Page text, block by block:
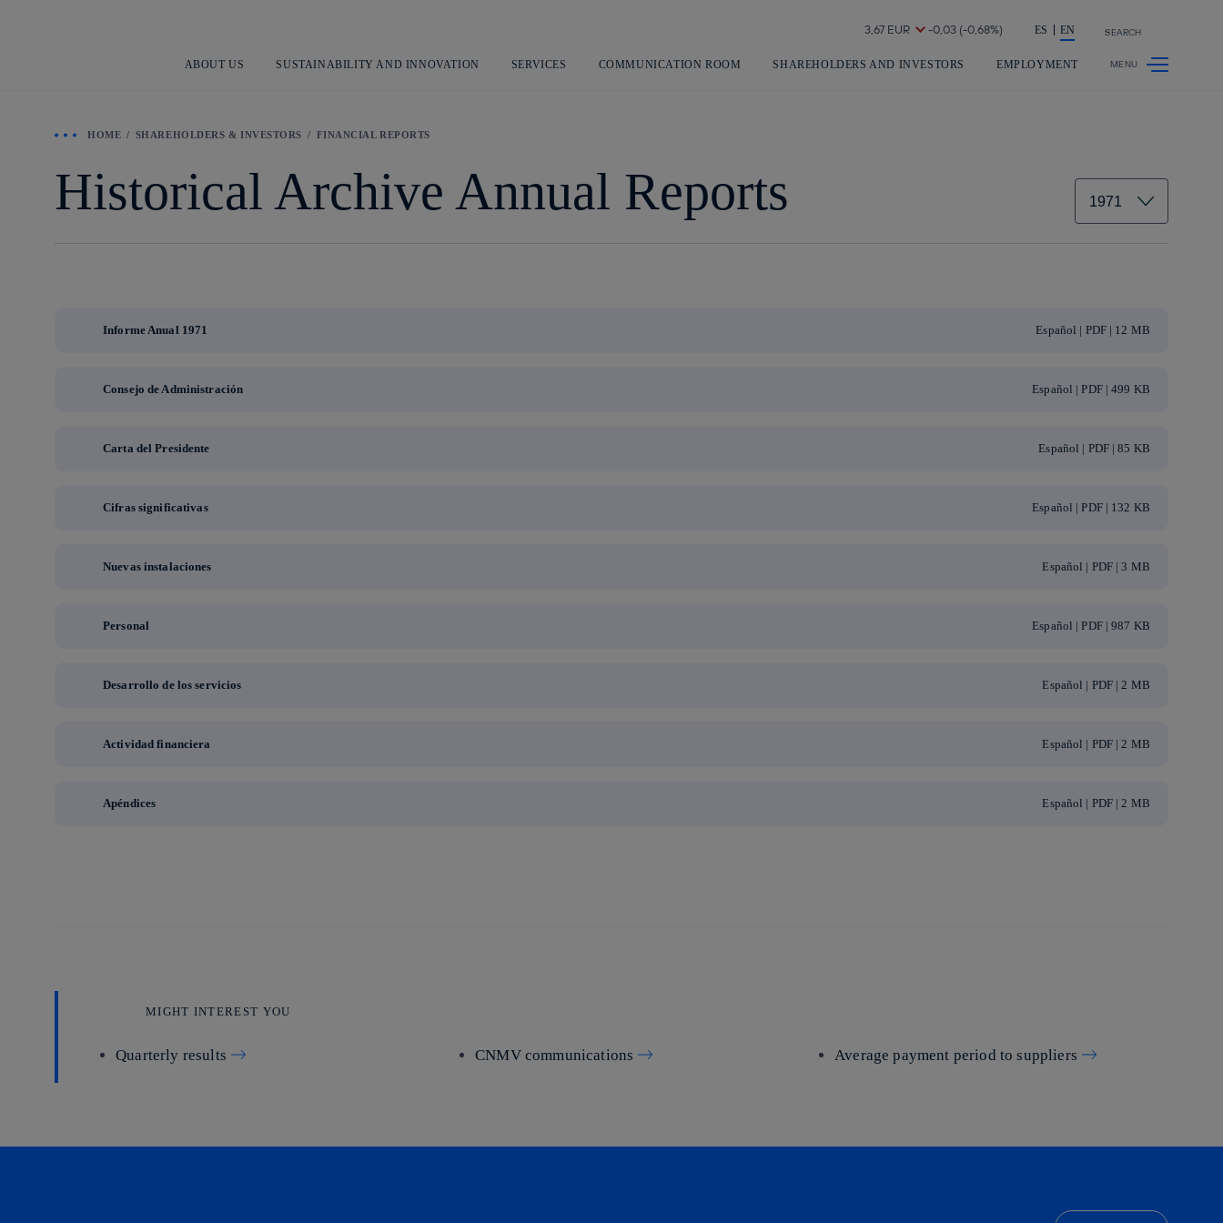
Share in shareholders & investors ES EN SEARCH
ABOUT US SUSTAINABILITY AND INNOVATION SERVICES COMMUNICATION ROOM SHAREHOLDERS AND INVESTORS EMPLOYMENT
HOME SHAREHOLDERS & INVESTORS FINANCIAL REPORTS
Historical Archive Annual Reports
Informe Anual 1971 Español | PDF | 12 MB
Consejo de Administración Español | PDF | 499 KB
Carta del Presidente Español | PDF | 85 KB
Cifras significativas Español | PDF | 132 KB
Nuevas instalaciones Español | PDF | 3 MB
Personal Español | PDF | 987 KB
Desarrollo de los servicios Español | PDF | 2 MB
Actividad financiera Español | PDF | 2 MB
Apéndices Español | PDF | 2 MB
MIGHT INTEREST YOU
Quarterly results CNMV communications Average payment period to suppliers